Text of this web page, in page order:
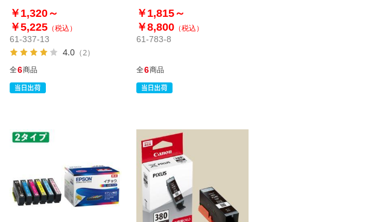
￥1,320～
￥5,225 （税込）
61-337-13
4.0 （2）
全6商品
￥1,815～
￥8,800 （税込）
61-783-8
全6商品